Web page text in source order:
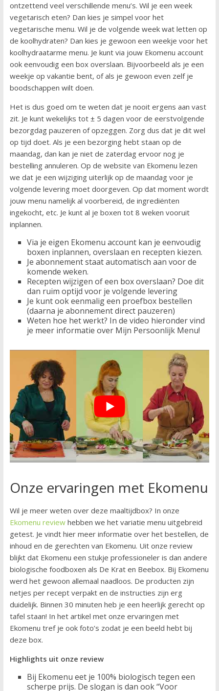
ontzettend veel verschillende menu’s. Wil je een week
vegetarisch eten? Dan kies je simpel voor het
vegetarische menu. Wil je de volgende week wat letten op
de koolhydraten? Dan kies je gewoon een weekje voor het
koolhydraatarme menu. Je kunt via jouw Ekomenu account
ook eenvoudig een box overslaan. Bijvoorbeeld als je een
weekje op vakantie bent, of als je gewoon even zelf je
boodschappen wilt doen.
Het is dus goed om te weten dat je nooit ergens aan vast
zit. Je kunt wekelijks tot ± 5 dagen voor de eerstvolgende
bezorgdag pauzeren of opzeggen. Zorg dus dat je dit wel
op tijd doet. Als je een bezorging hebt staan op de
maandag, dan kan je niet de zaterdag ervoor nog je
bestelling annuleren. Op de website van Ekomenu lezen
we dat je een wijziging uiterlijk op de maandag voor je
volgende levering moet doorgeven. Op dat moment wordt
jouw menu namelijk al voorbereid, de ingrediënten
ingekocht, etc. Je kunt al je boxen tot 8 weken vooruit
inplannen.
Via je eigen Ekomenu account kan je eenvoudig
boxen inplannen, overslaan en recepten kiezen.
Je abonnement staat automatisch aan voor de
komende weken.
Recepten wijzigen of een box overslaan? Doe dit
dan ruim optijd voor je volgende levering
Je kunt ook eenmalig een proefbox bestellen
(daarna je abonnement direct pauzeren)
Weten hoe het werkt? In de video hieronder vind
je meer informatie over Mijn Persoonlijk Menu!
Onze ervaringen met Ekomenu
Wil je meer weten over deze maaltijdbox? In onze
Ekomenu reviewhebben we het variatie menu uitgebreid
getest. Je vindt hier meer informatie over het bestellen, de
inhoud en de gerechten van Ekomenu. Uit onze review
blijkt dat Ekomenu een stukje professioneler is dan andere
biologische foodboxen als De Krat en Beebox. Bij Ekomenu
werd het gewoon allemaal naadloos. De producten zijn
netjes per recept verpakt en de instructies zijn erg
duidelijk. Binnen 30 minuten heb je een heerlijk gerecht op
tafel staan! In het artikel met onze ervaringen met
Ekomenu tref je ook foto’s zodat je een beeld hebt bij
deze box.
Highlights uit onze review
Bij Ekomenu eet je 100% biologisch tegen een
scherpe prijs. De slogan is dan ook “Voor